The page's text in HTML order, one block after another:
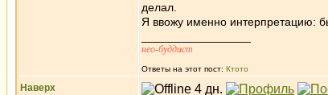
делал.
Я ввожу именно интерпретацию:
нео-буддист
Ответы на этот пост: Ктото
Наверх